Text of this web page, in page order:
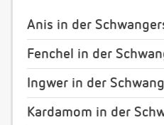
Anis in der
Fenchel in der
Ingwer in der
Kardamom in der